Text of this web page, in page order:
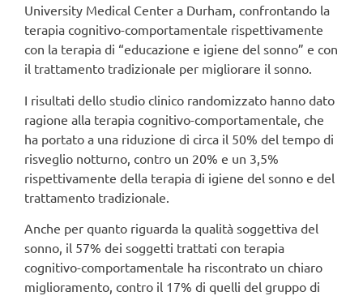
University Medical Center a Durham, confrontando la
terapia cognitivo-comportamentale rispettivamente
con la terapia di “educazione e igiene del sonno” e con
il trattamento tradizionale per migliorare il sonno.
I risultati dello studio clinico randomizzato hanno dato
ragione alla terapia cognitivo-comportamentale, che
ha portato a una riduzione di circa il 50% del tempo di
risveglio notturno, contro un 20% e un 3,5%
rispettivamente della terapia di igiene del sonno e del
trattamento tradizionale.
Anche per quanto riguarda la qualità soggettiva del
sonno, il 57% dei soggetti trattati con terapia
cognitivo-comportamentale ha riscontrato un chiaro
miglioramento, contro il 17% di quelli del gruppo di